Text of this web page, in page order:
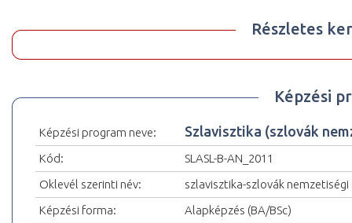
Részletes
Képzési
Képzési program neve: Szlavisztika (szlovák
Kód:
SLASL-B-AN_2011
Oklevél szerinti név:
szlavisztika-szlovák nemzetiségi
Képzési forma:
Alapképzés (BA/BSc)